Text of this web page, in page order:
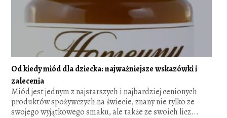
Od kiedy miód dla dziecka: najważniejsze wskazówki i
zalecenia
Miód jest jednym z najstarszych i najbardziej cenionych
produktów spożywczych na świecie, znany nie tylko ze
swojego wyjątkowego smaku, ale także ze swoich licz...